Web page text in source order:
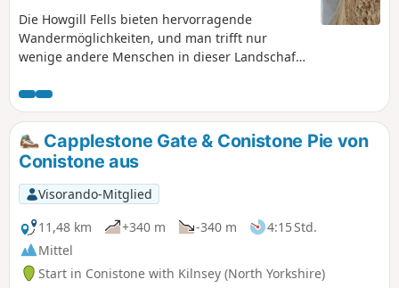
Die Howgill Fells bieten hervorragende
Wandermöglichkeiten, und man trifft nur
wenige andere Menschen in dieser Landschaft.
tief in das Gebiet hinein, bevor es stetig zum
höchsten Punkt dieser Berggruppe hinaufsteigt.
Der Rückweg bietet spektakuläre Ausblicke,
während man einem hoch gelegenen
Bergrücken zurück zum Ausgangspunkt folgt.
Capplestone Gate & Conistone Pie von
Conistone aus
Visorando-Mitglied
11,48 km
+340 m -340 m
4:15 Std.
Mittel
Start in Conistone with Kilnsey (North Yorkshire)